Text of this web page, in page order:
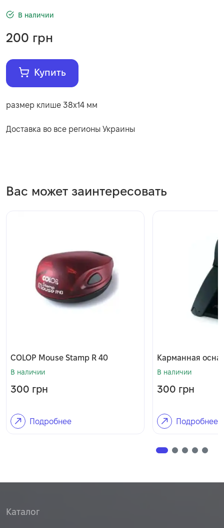
В наличии
200 грн
Купить
размер клише 38х14 мм
Доставка во все регионы Украины
Вас может заинтересовать
COLOP Mouse Stamp R 40
В наличии
300 грн
Подробнее
Карманная
В наличии
300 грн
Подробнее
Каталог